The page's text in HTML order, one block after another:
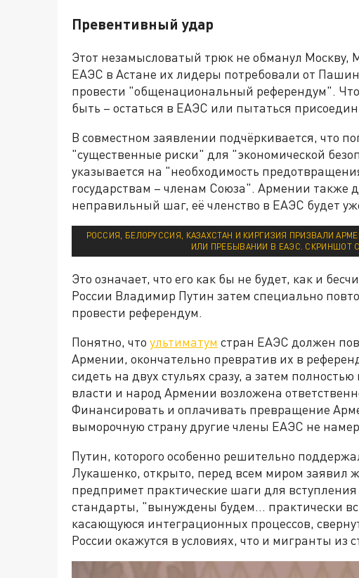
Превентивный удар
Этот незамысловатый трюк не обманул
ЕАЭС в Астане их лидеры потребовали от
провести "общенациональный референдум".
быть – остаться в ЕАЭС или пытаться
В совместном заявлении подчёркивается, что
"существенные риски" для "экономической
указывается на "необходимость
государствам – членам Союза". Армении также
неправильный шаг, её членство в ЕАЭС будет
РОССИЯ, БЕЛОРУССИЯ, КАЗАХСТАН И КИРГИЗИЯ ПРИЗВАЛИ
ИЛИ ПРЕБЫВАНИИ В ЕАЭС. СКРИНШОТ
Это означает, что его как бы не будет, как и
России Владимир Путин затем специально
провести референдум.
Понятно, что ультиматум стран ЕАЭС должен
Армении, окончательно превратив их в
сидеть на двух стульях сразу, а затем
власти и народ Армении возложена
Финансировать и оплачивать превращение
выморочную страну другие члены ЕАЭС не
Путин, которого особенно решительно
Лукашенко, открыто, перед всем миром заявил
предпримет практические шаги для
стандарты, "вынуждены будем… практически
касающуюся интеграционных процессов,
России окажутся в условиях, что и мигранты из